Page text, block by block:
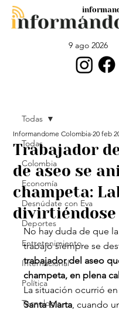
9 ago 2026
Todas
Colombia
Economía
Desnúdate con Eva
Deportes
Entretenimiento
Internacional
Política
Tecnología
Todas
Trabajador
de aseo se
champeta:
divirtiéndose
Informandome Colombia 20 feb
No hay duda de que
trabajo siempre se
trabajador del aseo
champeta, en plena
La situación ocurrió
Santa Marta, cuando